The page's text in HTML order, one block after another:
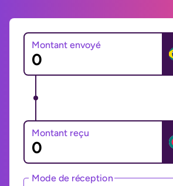
Montant envoyé
Montant reçu
Mode de réception